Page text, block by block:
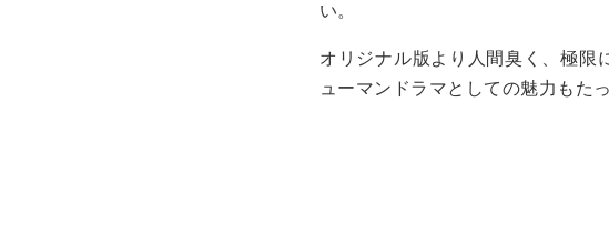
い。
オリジナル版より人間臭く、極限
ューマンドラマとしての魅力もた